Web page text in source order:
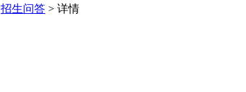
招生问答 > 详情